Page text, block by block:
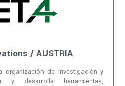
/ AUSTRIA
organización de investigación y
y desarrolla herramientas,